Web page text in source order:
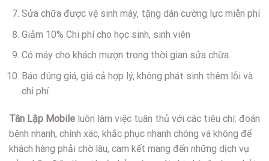
Sửa chữa được vệ sinh máy, tặng dán cường lực miễn phí
Giảm 10% Chi phí cho học sinh, sinh viên
Có máy cho khách mượn trong thời gian sửa chữa
Báo đúng giá, giá cả hợp lý, không phát sinh thêm lỗi và
chi phí.
Tân Lập Mobile luôn làm việc tuân thủ với các tiêu chí: đoán
bệnh nhanh, chính xác, khắc phục nhanh chóng và không để
khách hàng phải chờ lâu, cam kết mang đến những dịch vụ